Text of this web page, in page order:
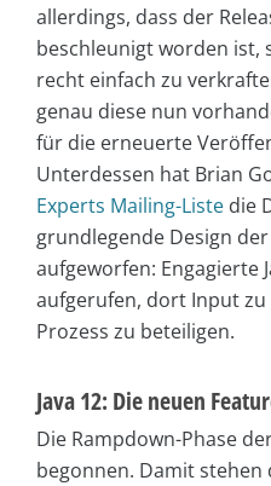
allerdings, dass der
beschleunigt worden ist,
recht einfach zu
genau diese nun
für die erneuerte
Unterdessen hat Brian
Experts Mailing-Liste die
grundlegende Design
aufgeworfen: Engagierte
aufgerufen, dort Input
Prozess zu beteiligen.
Java 12: Die neuen
Die Rampdown-Phase
begonnen. Damit stehen